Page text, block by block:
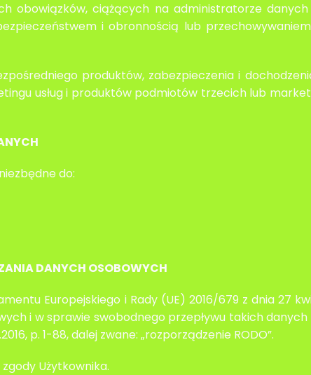
obowiązków, ciążących na administratorze
i obronnością lub
produktów, zabezpieczenia i
usług i produktów podmiotów trzecich lub
do:
DANYCH OSOBOWYCH
Europejskiego i Rady (UE) 2016/679 z dnia 27
i w sprawie swobodnego przepływu takich
p. 1-88, dalej zwane: „rozporządzenie RODO”.
Użytkownika.